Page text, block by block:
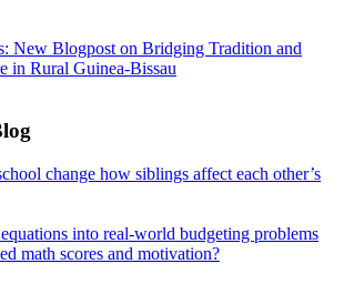
New Blogpost on Bridging Tradition and
in Rural Guinea-Bissau
change how siblings affect each other’s
into real-world budgeting problems
math scores and motivation?